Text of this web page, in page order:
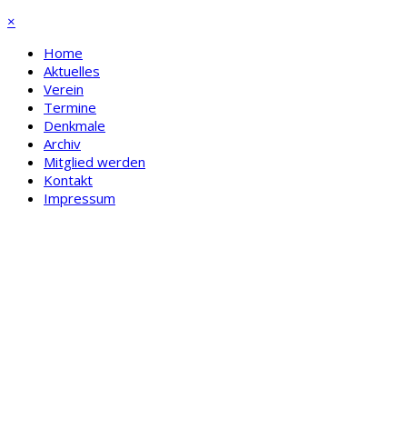
×
Home
Aktuelles
Verein
Termine
Denkmale
Archiv
Mitglied werden
Kontakt
Impressum